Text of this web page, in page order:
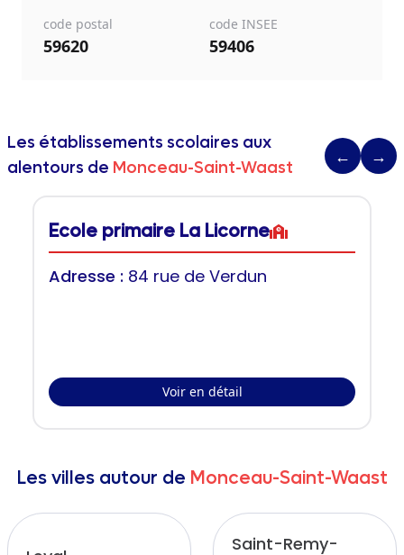
code postal
59620
code INSEE
59406
Les établissements scolaires aux
alentours de Monceau-Saint-Waast
← →
Ecole primaire La Licorne
Adresse : 84 rue de Verdun
Voir en détail
Les villes autour de Monceau-Saint-Waast
Saint-Remy-